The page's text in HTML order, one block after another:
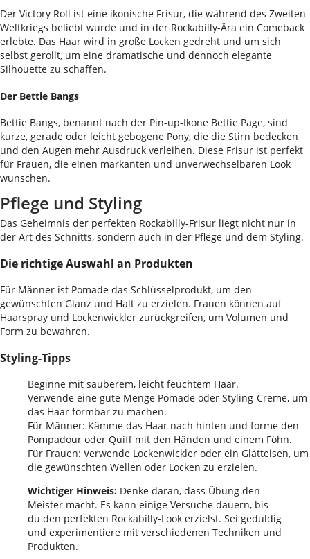
Der Victory Roll ist eine ikonische Frisur, die während des Zweiten
Weltkriegs beliebt wurde und in der Rockabilly-Ära ein Comeback
erlebte. Das Haar wird in große Locken gedreht und um sich
selbst gerollt, um eine dramatische und dennoch elegante
Silhouette zu schaffen.
Der Bettie Bangs
Bettie Bangs, benannt nach der Pin-up-Ikone Bettie Page, sind
kurze, gerade oder leicht gebogene Pony, die die Stirn bedecken
und den Augen mehr Ausdruck verleihen. Diese Frisur ist perfekt
für Frauen, die einen markanten und unverwechselbaren Look
wünschen.
Pflege und Styling
Das Geheimnis der perfekten Rockabilly-Frisur liegt nicht nur in
der Art des Schnitts, sondern auch in der Pflege und dem Styling.
Die richtige Auswahl an Produkten
Für Männer ist Pomade das Schlüsselprodukt, um den
gewünschten Glanz und Halt zu erzielen. Frauen können auf
Haarspray und Lockenwickler zurückgreifen, um Volumen und
Form zu bewahren.
Styling-Tipps
Beginne mit sauberem, leicht feuchtem Haar.
Verwende eine gute Menge Pomade oder Styling-Creme, um
das Haar formbar zu machen.
Für Männer: Kämme das Haar nach hinten und forme den
Pompadour oder Quiff mit den Händen und einem Föhn.
Für Frauen: Verwende Lockenwickler oder ein Glätteisen, um
die gewünschten Wellen oder Locken zu erzielen.
Wichtiger Hinweis: Denke daran, dass Übung den
Meister macht. Es kann einige Versuche dauern, bis
du den perfekten Rockabilly-Look erzielst. Sei geduldig
und experimentiere mit verschiedenen Techniken und
Produkten.